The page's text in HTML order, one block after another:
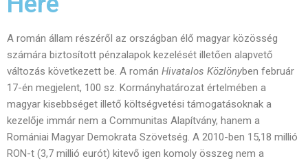
A román állam részéről az országban élő magyar közösség
számára biztosított pénzalapok kezelését illetően alapvető
változás következett be. A román Hivatalos Közlönyben február
17-én megjelent, 100 sz. Kormányhatározat értelmében a
magyar kisebbséget illető költségvetési támogatásoknak a
kezelője immár nem a Communitas Alapítvány, hanem a
Romániai Magyar Demokrata Szövetség. A 2010-ben 15,18 millió
RON-t (3,7 millió eurót) kitevő igen komoly összeg nem a